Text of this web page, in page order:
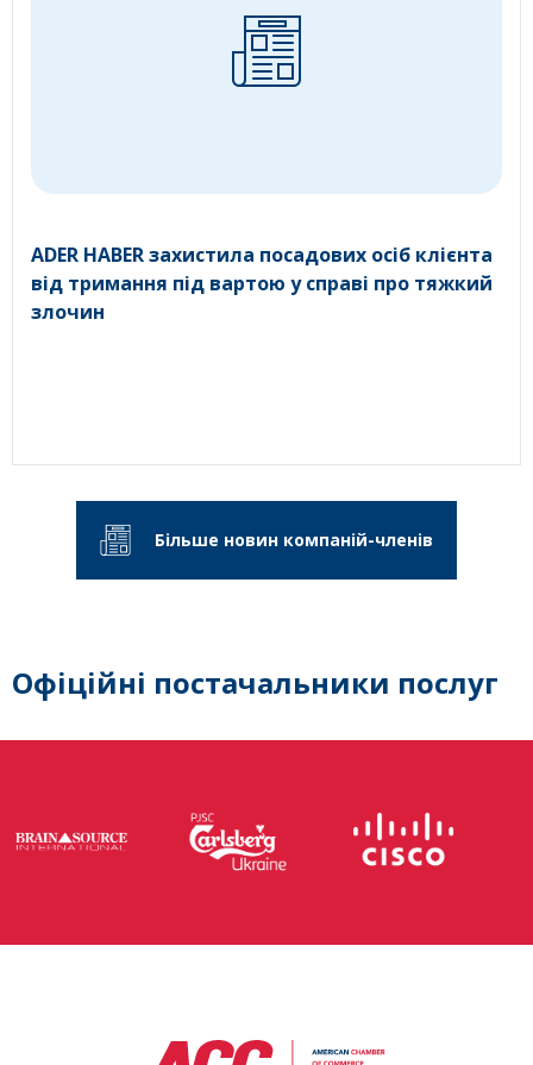
ADER HABER захистила посадових осіб клієнта
від тримання під вартою у справі про тяжкий
злочин
Більше новин компаній-членів
Офіційні постачальники послуг